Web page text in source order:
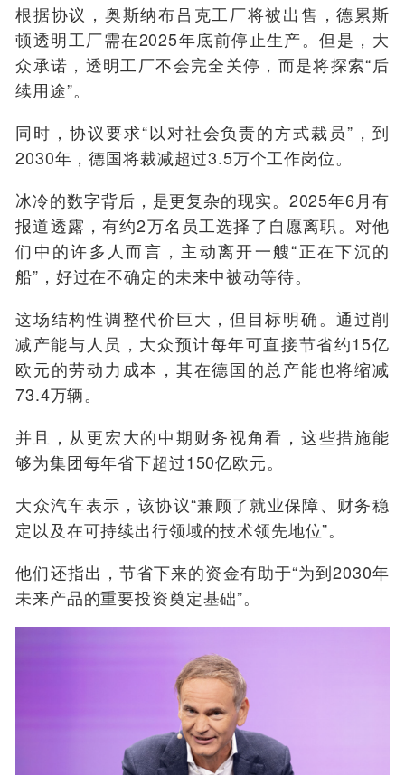
根据协议，奥斯纳布吕克工厂将被出售，德累斯
顿透明工厂需在2025年底前停止生产。但是，大
众承诺，透明工厂不会完全关停，而是将探索“后
续用途”。
同时，协议要求“以对社会负责的方式裁员”，到
2030年，德国将裁减超过3.5万个工作岗位。
冰冷的数字背后，是更复杂的现实。2025年6月有
报道透露，有约2万名员工选择了自愿离职。对他
们中的许多人而言，主动离开一艘“正在下沉的
船”，好过在不确定的未来中被动等待。
这场结构性调整代价巨大，但目标明确。通过削
减产能与人员，大众预计每年可直接节省约15亿
欧元的劳动力成本，其在德国的总产能也将缩减
73.4万辆。
并且，从更宏大的中期财务视角看，这些措施能
够为集团每年省下超过150亿欧元。
大众汽车表示，该协议“兼顾了就业保障、财务稳
定以及在可持续出行领域的技术领先地位”。
他们还指出，节省下来的资金有助于“为到2030年
未来产品的重要投资奠定基础”。